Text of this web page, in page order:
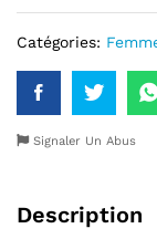
Catégories:
Signaler Un Abus
Description